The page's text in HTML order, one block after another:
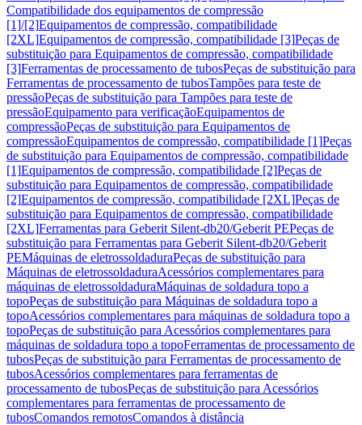
Compatibilidade dos equipamentos de compressão
[1]/[2]Equipamentos de compressão, compatibilidade
[2XL]Equipamentos de compressão, compatibilidade [3]Peças de
substituição para Equipamentos de compressão, compatibilidade
[3]Ferramentas de processamento de tubosPeças de substituição para
Ferramentas de processamento de tubosTampões para teste de
pressãoPeças de substituição para Tampões para teste de
pressãoEquipamento para verificaçãoEquipamentos de
compressãoPeças de substituição para Equipamentos de
compressãoEquipamentos de compressão, compatibilidade [1]Peças
de substituição para Equipamentos de compressão, compatibilidade
[1]Equipamentos de compressão, compatibilidade [2]Peças de
substituição para Equipamentos de compressão, compatibilidade
[2]Equipamentos de compressão, compatibilidade [2XL]Peças de
substituição para Equipamentos de compressão, compatibilidade
[2XL]Ferramentas para Geberit Silent-db20/Geberit PEPeças de
substituição para Ferramentas para Geberit Silent-db20/Geberit
PEMáquinas de eletrossoldaduraPeças de substituição para
Máquinas de eletrossoldaduraAcessórios complementares para
máquinas de eletrossoldaduraMáquinas de soldadura topo a
topoPeças de substituição para Máquinas de soldadura topo a
topoAcessórios complementares para máquinas de soldadura topo a
topoPeças de substituição para Acessórios complementares para
máquinas de soldadura topo a topoFerramentas de processamento de
tubosPeças de substituição para Ferramentas de processamento de
tubosAcessórios complementares para ferramentas de
processamento de tubosPeças de substituição para Acessórios
complementares para ferramentas de processamento de
tubosComandos remotosComandos à distância